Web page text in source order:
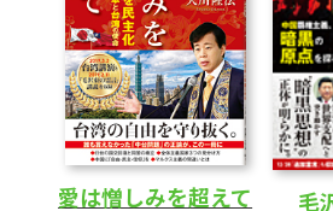
第3章 毛沢東/ヤイドロン
1 「『毛沢東の霊言』講
来た毛沢東
2 「ウイグルは皆殺しで
3 「日本を無傷で取る」
愛は憎しみを超えて 毛